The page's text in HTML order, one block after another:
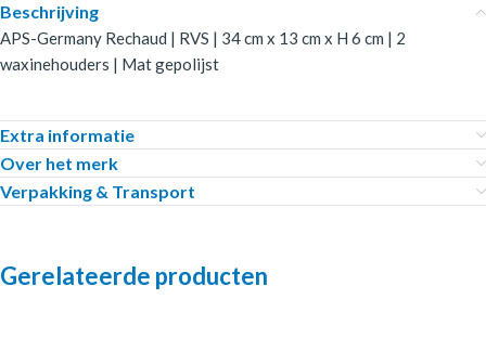
Beschrijving
APS-Germany Rechaud | RVS | 34 cm x 13 cm x H 6 cm | 2
waxinehouders | Mat gepolijst
Extra informatie
Over het merk
Verpakking & Transport
Gerelateerde producten